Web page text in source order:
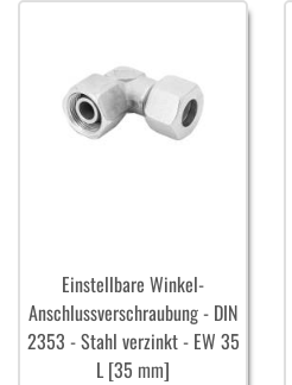
Einstellbare Winkel-
Anschlussverschraubung - DIN
2353 - Stahl verzinkt - EW 35
L [35 mm]